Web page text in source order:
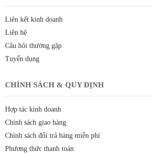
Liên kết kinh doanh
Liên hệ
Câu hỏi thường gặp
Tuyển dụng
CHÍNH SÁCH & QUY ĐỊNH
Hợp tác kinh doanh
Chính sách giao hàng
Chính sách đổi trả hàng miễn phí
Phương thức thanh toán